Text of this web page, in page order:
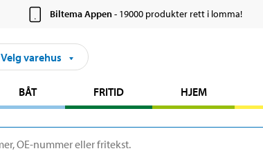
Biltema Appen- 19000 produkter rett i lomma!
Velg varehus
BÅT FRITID HJEM